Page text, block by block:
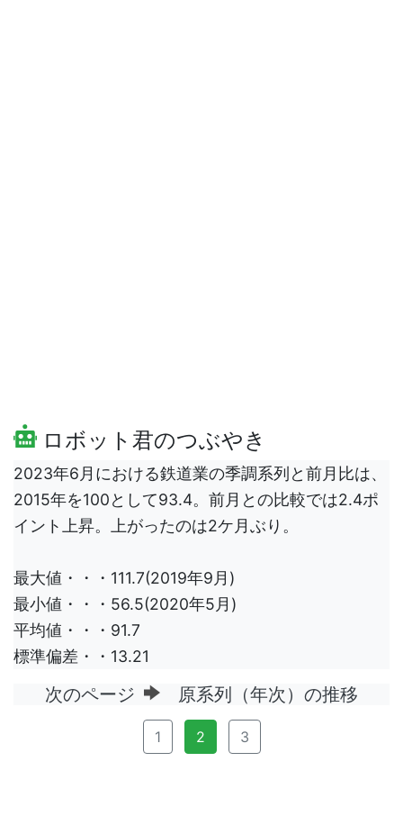
ロボット君のつぶやき
2023年6月における鉄道業の季調系列と前月比は、
2015年を100として93.4。前月との比較では2.4ポ
イント上昇。上がったのは2ケ月ぶり。
最大値・・・111.7(2019年9月)
最小値・・・56.5(2020年5月)
平均値・・・91.7
標準偏差・・13.21
次のページ 原系列（年次）の推移
1 2 3